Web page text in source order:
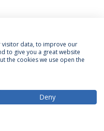
Termos & Condições
Portuguesa
visitor data, to improve our
to give you a great website
the cookies we use open the
Deny